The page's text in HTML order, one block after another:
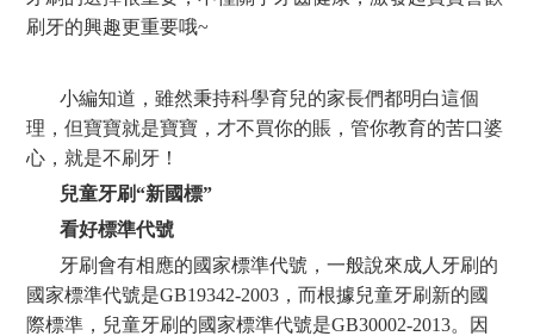
刷牙的興趣更重要哦~
小編知道，雖然秉持科學育兒的家長們都明白這個
理，但寶寶就是寶寶，才不買你的賬，管你教育的苦口婆
心，就是不刷牙！
兒童牙刷“新國標”
看好標準代號
牙刷會有相應的國家標準代號，一般說來成人牙刷的
國家標準代號是GB19342-2003，而根據兒童牙刷新的國
際標準，兒童牙刷的國家標準代號是GB30002-2013。因